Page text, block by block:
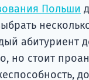
Польши
абитуриент
но стоит